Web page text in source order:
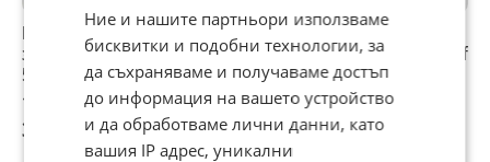
Глава оборудвана
за Volkswagen Golf
5 1.4i 16V 75 к.с.
(2003-2009)
178,90 €
349,90 лв
Глава оборудвана
за Volkswagen Golf
5 1.4i 16V 75 к.с.
(2003-2009)
178,90 €
349,90 лв
Глава оборудвана
за Volkswagen Golf
5 1.4i 16V 75 к.с.
(2003-2009)
178,90 €
349,90 лв
Ние и нашите партньори използваме
бисквитки и подобни технологии, за
да съхраняваме и получаваме достъп
до информация на вашето устройство
и да обработваме лични данни, като
вашия IP адрес, уникални